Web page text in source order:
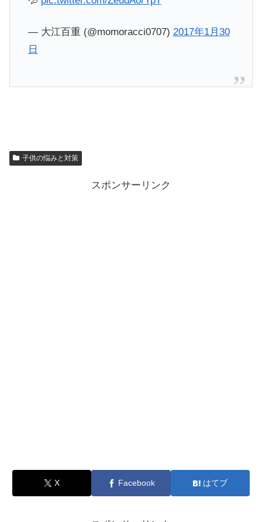
— 大江百重 (@momoracci0707) 2017年1月30
日
子供の悩みと対策
スポンサーリンク
X Facebook はてブ